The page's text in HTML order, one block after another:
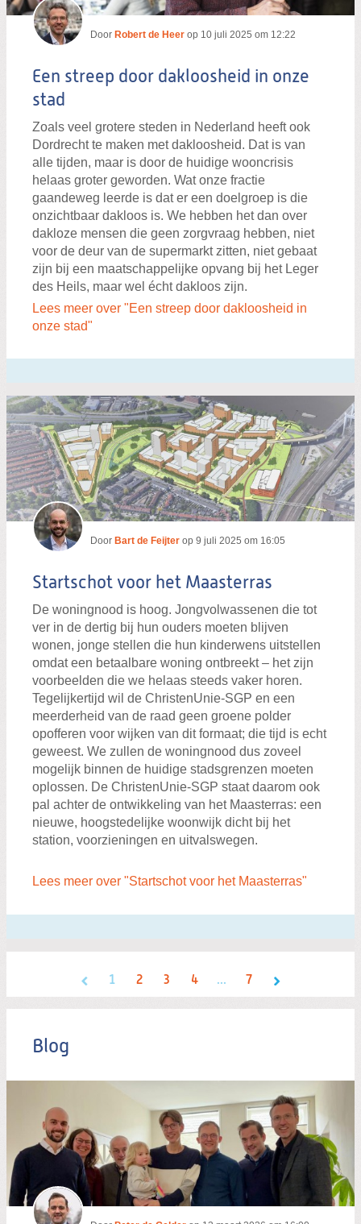
Door Robert de Heer op 10 juli 2025 om 12:22
Een streep door dakloosheid in onze
stad
Zoals veel grotere steden in Nederland heeft ook
Dordrecht te maken met dakloosheid. Dat is van
alle tijden, maar is door de huidige wooncrisis
helaas groter geworden. Wat onze fractie
gaandeweg leerde is dat er een doelgroep is die
onzichtbaar dakloos is. We hebben het dan over
dakloze mensen die geen zorgvraag hebben, niet
voor de deur van de supermarkt zitten, niet gebaat
zijn bij een maatschappelijke opvang bij het Leger
des Heils, maar wel écht dakloos zijn.
Lees meer over "Een streep door dakloosheid in
onze stad"
Door Bart de Feijter op 9 juli 2025 om 16:05
Startschot voor het Maasterras
De woningnood is hoog. Jongvolwassenen die tot
ver in de dertig bij hun ouders moeten blijven
wonen, jonge stellen die hun kinderwens uitstellen
omdat een betaalbare woning ontbreekt – het zijn
voorbeelden die we helaas steeds vaker horen.
Tegelijkertijd wil de ChristenUnie-SGP en een
meerderheid van de raad geen groene polder
opofferen voor wijken van dit formaat; die tijd is echt
geweest. We zullen de woningnood dus zoveel
mogelijk binnen de huidige stadsgrenzen moeten
oplossen. De ChristenUnie-SGP staat daarom ook
pal achter de ontwikkeling van het Maasterras: een
nieuwe, hoogstedelijke woonwijk dicht bij het
station, voorzieningen en uitvalswegen.
Lees meer over "Startschot voor het Maasterras"
1 2 3 4 ... 7
Blog